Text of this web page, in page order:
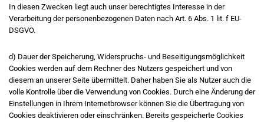
In diesen Zwecken liegt auch unser berechtigtes Interesse in der
Verarbeitung der personenbezogenen Daten nach Art. 6 Abs. 1 lit. f EU-
DSGVO.
d) Dauer der Speicherung, Widerspruchs- und Beseitigungsmöglichkeit
Cookies werden auf dem Rechner des Nutzers gespeichert und von
diesem an unserer Seite übermittelt. Daher haben Sie als Nutzer auch die
volle Kontrolle über die Verwendung von Cookies. Durch eine Änderung der
Einstellungen in Ihrem Internetbrowser können Sie die Übertragung von
Cookies deaktivieren oder einschränken. Bereits gespeicherte Cookies